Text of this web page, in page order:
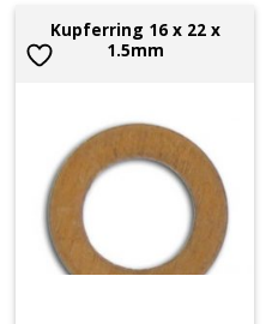
Kupferring 16 x 22 x
1.5mm